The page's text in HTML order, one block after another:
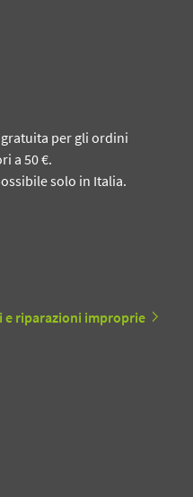
per gli ordini
a 50 €.
solo in Italia.
e riparazioni improprie